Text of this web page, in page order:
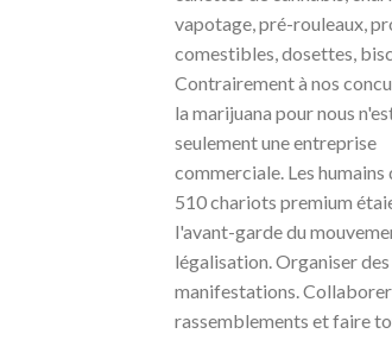
vapotage, pré-rouleaux,
comestibles, dosettes,
Contrairement à nos
la marijuana pour nous
seulement une entreprise
commerciale. Les
510 chariots premium
l'avant-garde du
légalisation. Organiser des
manifestations. Collaborer
rassemblements et faire